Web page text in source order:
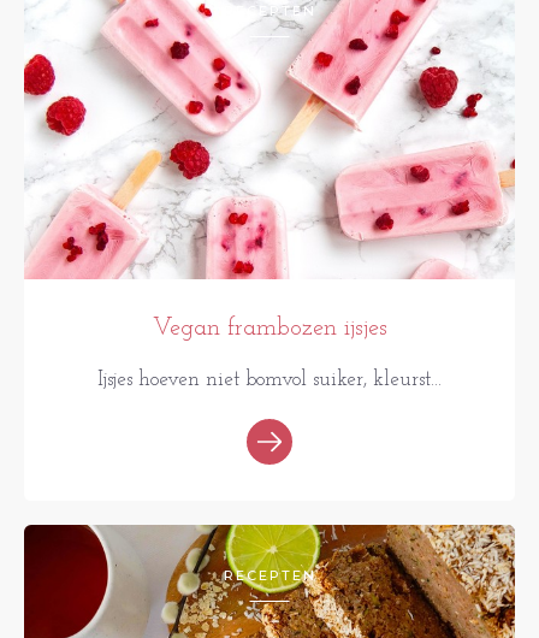
RECEPTEN
Vegan frambozen ijsjes
Ijsjes hoeven niet bomvol suiker, kleurst...
RECEPTEN